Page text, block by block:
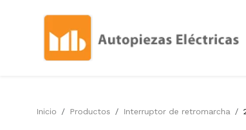
Inicio Productos Interruptor de retromarcha